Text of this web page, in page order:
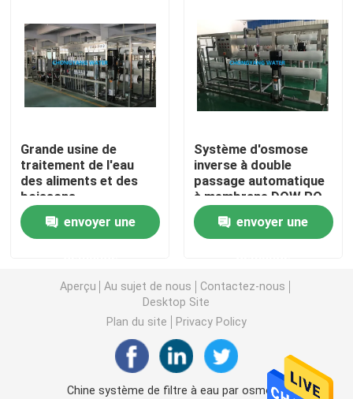
Systèmes d'eau pharmaceutiques
Systèmes de distillation multi-effets (MED)
Systèmes de préparation de la solution
Systèmes CIP et SIP
Systèmes électroniques d'eau ultrapure (UPW)
Systèmes d'eau médicaux
Systèmes RO de dessalement d'eau de mer
Grande usine de
traitement de l'eau
des aliments et des
boissons
envoyer une
Système d'osmose
inverse à double
passage automatique
à membrane DOW RO
envoyer une
Aperçu Au sujet de nous
Contactez-nous
Desktop Site
Plan du site
Privacy Policy
Chine système de filtre à eau par osmose